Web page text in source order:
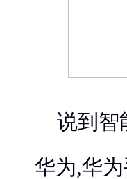
说到智
华为,华